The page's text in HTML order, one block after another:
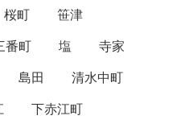
桜町
笹津
番町 塩
寺家
島田
清水中町
下赤江町